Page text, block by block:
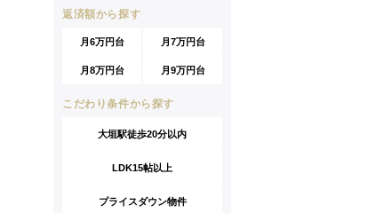
返済額から探す
月6万円台 月7万円台
月8万円台 月9万円台
こだわり条件から探す
大垣駅徒歩20分以内
LDK15帖以上
プライスダウン物件